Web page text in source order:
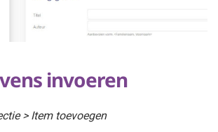
invoeren
> Item toevoegen